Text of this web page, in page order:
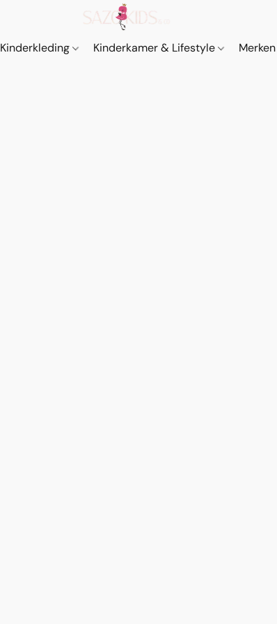
Kinderkleding Kinderkamer & Lifestyle